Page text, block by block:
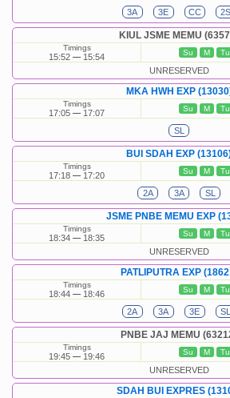
3A 3E CC 2S
KIUL JSME MEMU
Timings
15:52 15:54 Su M Tu
UNRESERVED
MKA HWH EXP
Timings
17:05 17:07 Su M Tu
SL
BUI SDAH EXP
Timings
17:18 17:20 Su M Tu
2A 3A SL
JSME PNBE MEMU EXP
Timings
18:34 18:35 Su M Tu
UNRESERVED
PATLIPUTRA EXP
Timings
18:44 18:46 Su M Tu
2A 3A 3E SL
PNBE JAJ MEMU
Timings
19:45 19:46 Su M Tu
UNRESERVED
SDAH BUI EXPRES